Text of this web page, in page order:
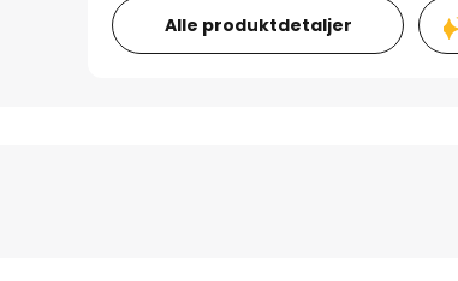
Alle produktdetaljer